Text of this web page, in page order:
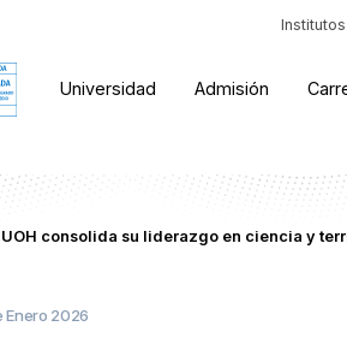
Institutos
Universidad Admisión
UOH consolida su liderazgo en ciencia y
Enero 2026